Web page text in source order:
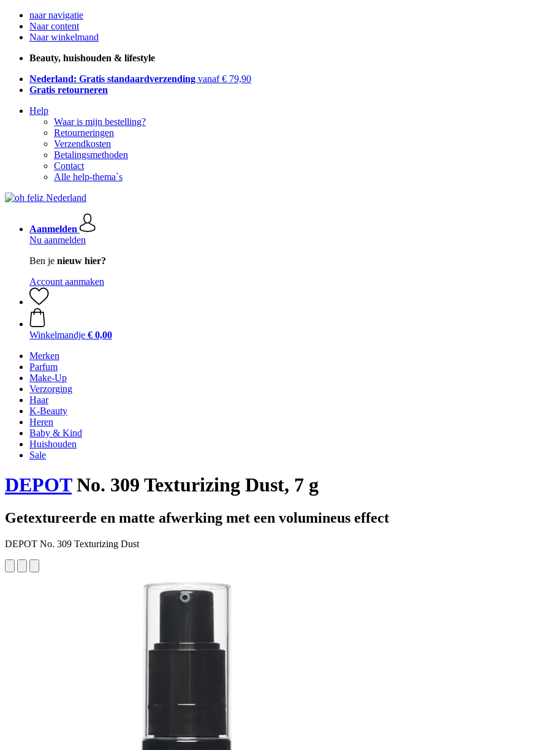
naar navigatie
Naar content
Naar winkelmand
Beauty, huishouden & lifestyle
Nederland: Gratis standaardverzending vanaf € 79,90
Gratis retourneren
Help
Waar is mijn bestelling?
Retourneringen
Verzendkosten
Betalingsmethoden
Contact
Alle help-thema`s
Aanmelden
Nu aanmelden
Ben je nieuw hier?
Account aanmaken
Winkelmandje € 0,00
Merken
Parfum
Make-Up
Verzorging
Haar
K-Beauty
Heren
Baby & Kind
Huishouden
Sale
DEPOTNo. 309 Texturizing Dust, 7 g
Getextureerde en matte afwerking met een volumineus effect
DEPOT No. 309 Texturizing Dust